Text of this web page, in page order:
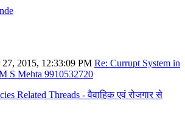
27, 2015, 12:33:09 PM Re: Currupt System in
S Mehta 9910532720
Related Threads - वैवाहिक एवं रोजगार से